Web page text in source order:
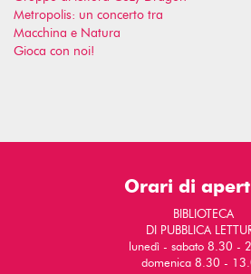
Metropolis: un concerto tra
Macchina e Natura
Gioca con noi!
Orari di
BIBLIOTECA
DI PUBBLICA
lunedì - sabato 8.30 -
domenica 8.30 -